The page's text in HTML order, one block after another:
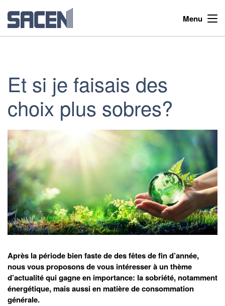
Menu
Et si je faisais des
choix plus sobres?
Après la période bien faste de des fêtes de fin d’année,
nous vous proposons de vous intéresser à un thème
d’actualité qui gagne en importance: la sobriété, notamment
énergétique, mais aussi en matière de consommation
générale.